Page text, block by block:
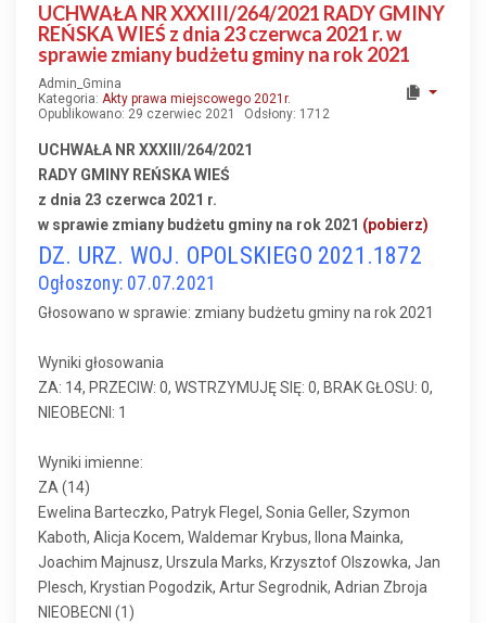
UCHWAŁA NR XXXIII/264/2021 RADY GMINY
REŃSKA WIEŚ z dnia 23 czerwca 2021 r. w
sprawie zmiany budżetu gminy na rok 2021
Admin_Gmina
Kategoria: Akty prawa miejscowego 2021r.
Opublikowano: 29 czerwiec 2021
Odsłony: 1712
UCHWAŁA NR XXXIII/264/2021
RADY GMINY REŃSKA WIEŚ
z dnia 23 czerwca 2021 r.
w sprawie zmiany budżetu gminy na rok 2021 (pobierz)
DZ. URZ. WOJ. OPOLSKIEGO 2021.1872
Ogłoszony: 07.07.2021
Głosowano w sprawie: zmiany budżetu gminy na rok 2021
Wyniki głosowania
ZA: 14, PRZECIW: 0, WSTRZYMUJĘ SIĘ: 0, BRAK GŁOSU: 0,
NIEOBECNI: 1
Wyniki imienne:
ZA (14)
Ewelina Barteczko, Patryk Flegel, Sonia Geller, Szymon
Kaboth, Alicja Kocem, Waldemar Krybus, Ilona Mainka,
Joachim Majnusz, Urszula Marks, Krzysztof Olszowka, Jan
Plesch, Krystian Pogodzik, Artur Segrodnik, Adrian Zbroja
NIEOBECNI (1)